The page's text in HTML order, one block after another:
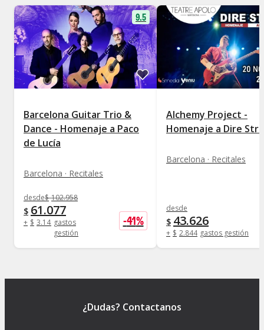
9.5
Barcelona Guitar Trio &
Dance - Homenaje a Paco
de Lucía
Barcelona · Recitales
desde$ 102.958
$ 61.077
+ $ 3.141 gastos
gestión
-41%
Alchemy Project -
Homenaje a Dire
Barcelona · Recitales
desde
$ 43.626
+ $ 2.844 gastos gestión
¿Dudas? Contactanos